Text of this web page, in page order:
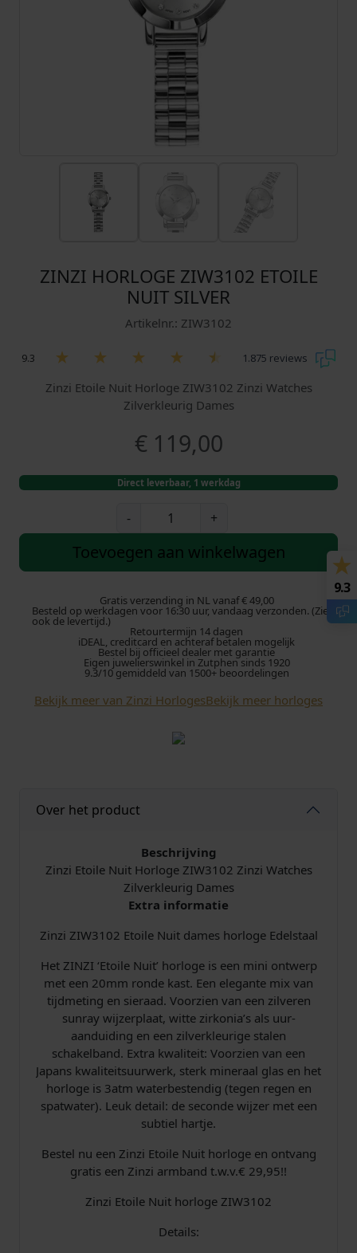
ZINZI HORLOGE ZIW3102 ETOILE
NUIT SILVER
Artikelnr.: ZIW3102
9.3 1.875 reviews
Zinzi Etoile Nuit Horloge ZIW3102 Zinzi Watches
Zilverkleurig Dames
€119,00
Direct leverbaar, 1 werkdag
-
n
h
o
l
o
e
0
o
e
u
i
t
S
i
l
v
e
r
n
t
a
+
Toevoegen aan winkelwagen
Gratis verzending in NL vanaf € 49,00
Besteld op werkdagen voor 16:30 uur, vandaag verzonden. (Zie
ook de levertijd.)
Retourtermijn 14 dagen
iDEAL, creditcard en achteraf betalen mogelijk
Bestel bij officieel dealer met garantie
Eigen juwelierswinkel in Zutphen sinds 1920
9.3/10 gemiddeld van 1500+ beoordelingen
Bekijk meer van Zinzi HorlogesBekijk meer horloges
Over het product
Beschrijving
Zinzi Etoile Nuit Horloge ZIW3102 Zinzi Watches
Zilverkleurig Dames
Extra informatie
Zinzi ZIW3102 Etoile Nuit dames horloge Edelstaal
Het ZINZI ‘Etoile Nuit’ horloge is een mini ontwerp
met een 20mm ronde kast. Een elegante mix van
tijdmeting en sieraad. Voorzien van een zilveren
sunray wijzerplaat, witte zirkonia’s als uur-
aanduiding en een zilverkleurige stalen
schakelband. Extra kwaliteit: Voorzien van een
Japans kwaliteitsuurwerk, sterk mineraal glas en het
horloge is 3atm waterbestendig (tegen regen en
spatwater). Leuk detail: de seconde wijzer met een
subtiel hartje.
Bestel nu een Zinzi Etoile Nuit horloge en ontvang
gratis een Zinzi armband t.w.v.€ 29,95!!
Zinzi Etoile Nuit horloge ZIW3102
Details:
9.3